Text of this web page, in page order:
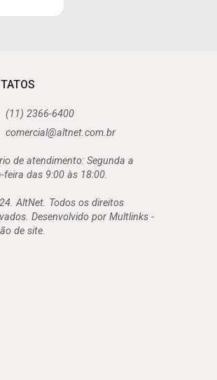
(11) 2366-6400
comercial@altnet.com.br
de atendimento: Segunda a
feira das 9:00 às 18:00.
AltNet. Todos os direitos
Desenvolvido por Multlinks -
de site.